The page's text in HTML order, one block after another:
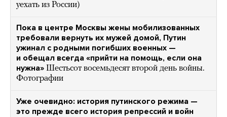
уехать из России)
Пока в центре Москвы жены мобилизованных
требовали вернуть их мужей домой, Путин
ужинал с родными погибших военных —
и обещал всегда «прийти на помощь, если она
нужна» Шестьсот восемьдесят второй день войны.
Фотографии
Уже очевидно: история путинского режима —
это прежде всего история репрессий и войн